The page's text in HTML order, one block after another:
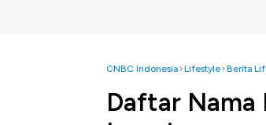
CNBC Indonesia Lifestyle Berita
Daftar Nama